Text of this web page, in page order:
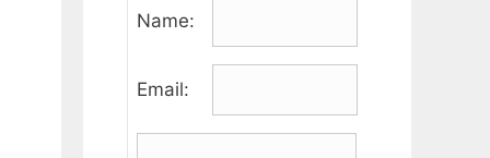
Name:
Email: